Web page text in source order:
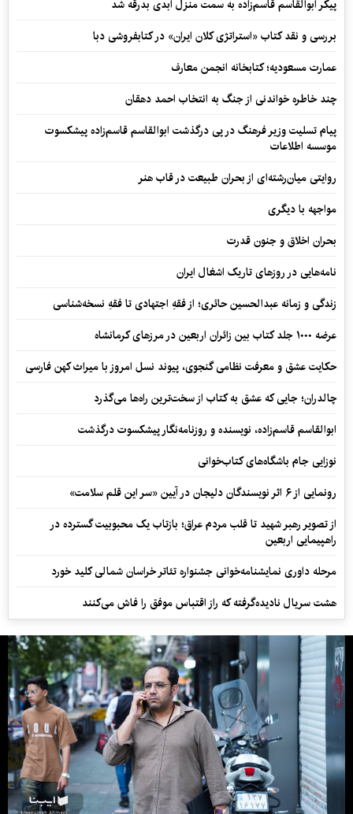
پیکر ابوالقاسم قاسم‌زاده به سمت منزل ابدی بدرقه شد
بررسی و نقد کتاب «استراتژی کلان ایران» در کتابفروشی دبا
عمارت مسعودیه؛ کتابخانه انجمن معارف
چند خاطره خواندنی از جنگ به انتخاب احمد دهقان
پیام تسلیت وزیر فرهنگ در پی درگذشت ابوالقاسم قاسم‌زاده پیشکسوت
موسسه اطلاعات
روایتی میان‌رشته‌ای از بحران طبیعت در قاب هنر
مواجهه با دیگری
بحران اخلاق و جنون قدرت
نامه‌هایی در روزهای تاریک اشغال ایران
زندگی و زمانه عبدالحسین حائری؛ از فقهِ اجتهادی تا فقهِ نسخه‌شناسی
عرضه ۱۰۰۰ جلد کتاب بین زائران اربعین در مرزهای کرمانشاه
حکایت عشق و معرفت نظامی گنجوی، پیوند نسل امروز با میراث کهن فارسی
چالدران؛ جایی که عشق به کتاب از سخت‌ترین راه‌ها می‌گذرد
ابوالقاسم قاسم‌زاده، نویسنده و روزنامه‌نگار پیشکسوت درگذشت
نوزایی جام باشگاه‌های کتاب‌خوانی
رونمایی از ۶ اثر نویسندگان دلیجان در آیین «سر این قلم سلامت»
از تصویر رهبر شهید تا قلب مردم عراق؛ بازتاب یک محبوبیت گسترده در
راهپیمایی اربعین
مرحله داوری نمایشنامه‌خوانی جشنواره تئاتر خراسان شمالی کلید خورد
هشت سریال نادیده‌گرفته که راز اقتباس موفق را فاش می‌کنند